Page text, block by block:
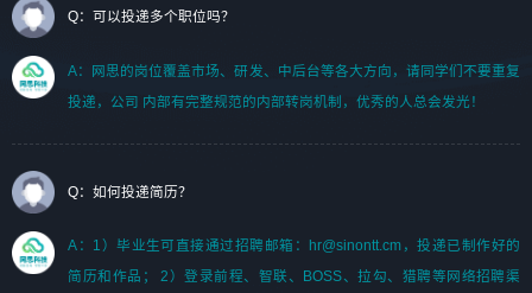
Q：可以投递多个职位吗？
A：网思的岗位覆盖市场、研发、中后台等各大方向，请同学们不要重复
投递，公司 内部有完整规范的内部转岗机制，优秀的人总会发光！
Q：如何投递简历？
A：1）毕业生可直接通过招聘邮箱：hr@sinontt.cm，投递已制作好的
简历和作品； 2）登录前程、智联、BOSS、拉勾、猎聘等网络招聘渠